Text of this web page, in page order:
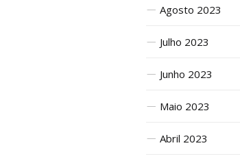
Agosto 2023
Julho 2023
Junho 2023
Maio 2023
Abril 2023